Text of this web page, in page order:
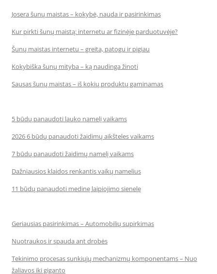
Josera šunų maistas – kokybė, nauda ir pasirinkimas
Kur pirkti šunų maistą: internetu ar fizinėje parduotuvėje?
Šunų maistas internetu – greita, patogu ir pigiau
Kokybiška šunų mityba – ką naudinga žinoti
Sausas šunų maistas – iš kokių produktų gaminamas
5 būdų panaudoti lauko namelį vaikams
2026 6 būdų panaudoti žaidimų aikšteles vaikams
7 būdų panaudoti žaidimų namelį vaikams
Dažniausios klaidos renkantis vaikų namelius
11 būdų panaudoti medinę laipiojimo sienelę
Geriausias pasirinkimas – Automobilių supirkimas
Nuotraukos ir spauda ant drobės
Tekinimo procesas sunkiųjų mechanizmų komponentams – Nuo
žaliavos iki giganto